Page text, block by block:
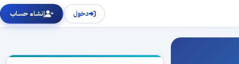
دخول إنشاء حساب
إعلانات الفيديو 3